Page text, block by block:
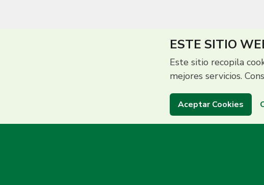
Centro de Contacto
(503) 2513 5000
ESTE SITIO
Este sitio recopila
mejores servicios.
Aceptar Cookies